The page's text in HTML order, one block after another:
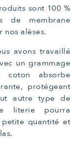
sont 100 %
de membrane
nos alèses.
avons travaillé
un grammage
coton absorbe
protégeant
autre type de
literie pourra
quantité et